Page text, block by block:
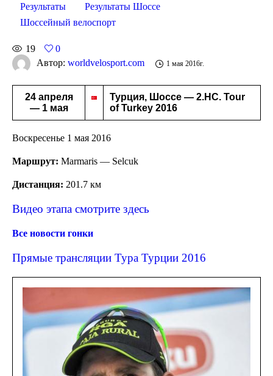
Результаты
Результаты Шоссе
Шоссейный велоспорт
19
0
Автор: worldvelosport.com 1 мая 2016г.
24 апреля
— 1 мая
Турция, Шоссе — 2.HC. Tour
of Turkey 2016
Воскресенье 1 мая 2016
Маршрут: Marmaris — Selcuk
Дистанция: 201.7 км
Видео этапа смотрите здесь
Все новости гонки
Прямые трансляции Тура Турции 2016